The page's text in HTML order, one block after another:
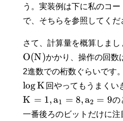
う。実装例は下に私のコ
で、そちらを参照してくだ
さて、計算量を概算しま
O(N)かかり、操作の回数
2進数での桁数ぐらいです
logK 回やってもうまくい
K = 1,a1 = 8,a2 = 9の
一番後ろのビットだけに注